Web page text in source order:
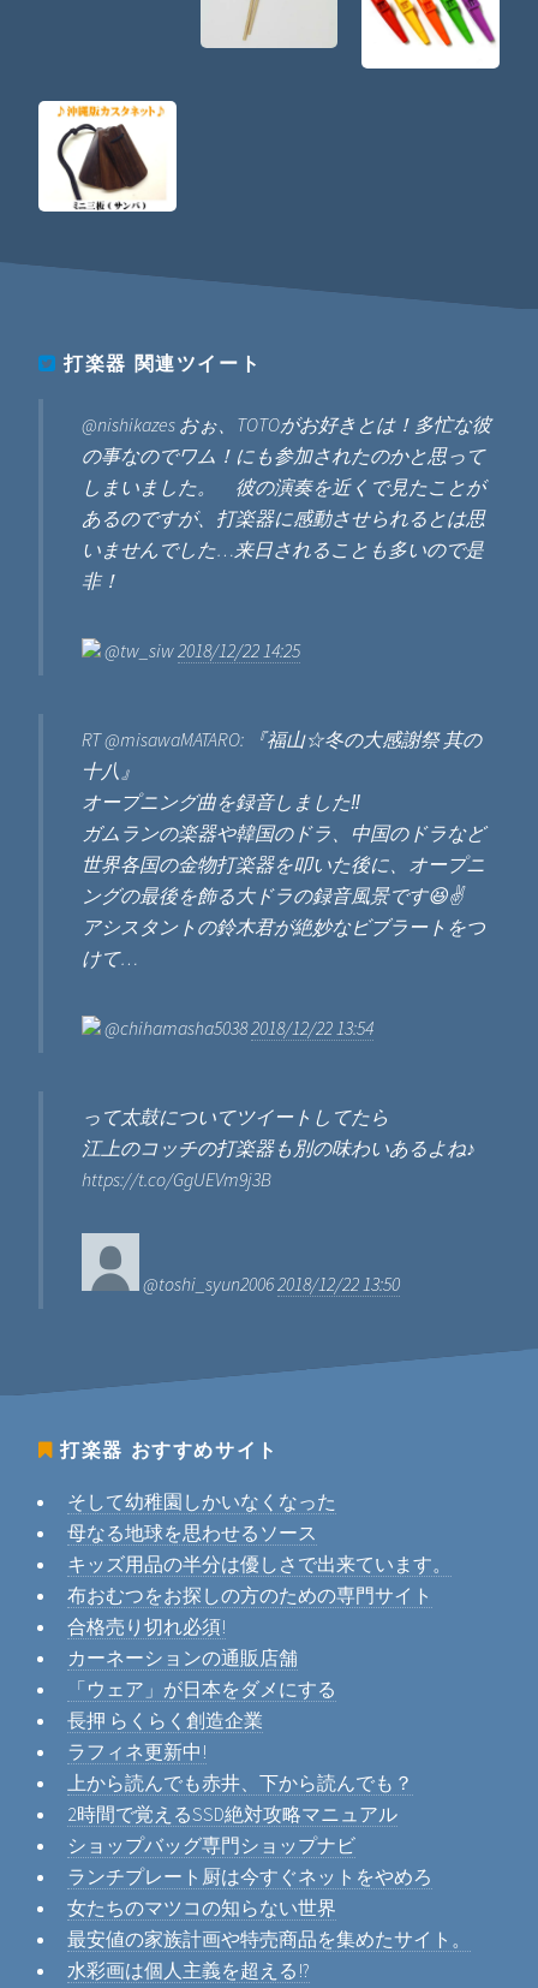
打楽器 関連ツイート
@nishikazes おぉ、TOTOがお好きとは！多忙な彼
の事なのでワム！にも参加されたのかと思って
しまいました。 彼の演奏を近くで見たことが
あるのですが、打楽器に感動させられるとは思
いませんでした…来日されることも多いので是
非！
@tw_siw 2018/12/22 14:25
RT @misawaMATARO: 『福山☆冬の大感謝祭 其の
十八』
オープニング曲を録音しました‼️
ガムランの楽器や韓国のドラ、中国のドラなど
世界各国の金物打楽器を叩いた後に、オープニ
ングの最後を飾る大ドラの録音風景です😆✌️
アシスタントの鈴木君が絶妙なビブラートをつ
けて…
@chihamasha50382018/12/22 13:54
って太鼓についてツイートしてたら
江上のコッチの打楽器も別の味わいあるよね♪
https://t.co/GgUEVm9j3B
@toshi_syun20062018/12/22 13:50
打楽器 おすすめサイト
そして幼稚園しかいなくなった
母なる地球を思わせるソース
キッズ用品の半分は優しさで出来ています。
布おむつをお探しの方のための専門サイト
合格売り切れ必須!
カーネーションの通販店舗
「ウェア」が日本をダメにする
長押 らくらく創造企業
ラフィネ更新中!
上から読んでも赤井、下から読んでも？
2時間で覚えるSSD絶対攻略マニュアル
ショップバッグ専門ショップナビ
ランチプレート厨は今すぐネットをやめろ
女たちのマツコの知らない世界
最安値の家族計画や特売商品を集めたサイト。
水彩画は個人主義を超える!?